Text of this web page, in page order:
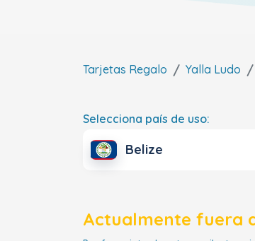
Tarjetas Regalo Yalla Ludo
Selecciona país de uso:
Belize
Actualmente fuera